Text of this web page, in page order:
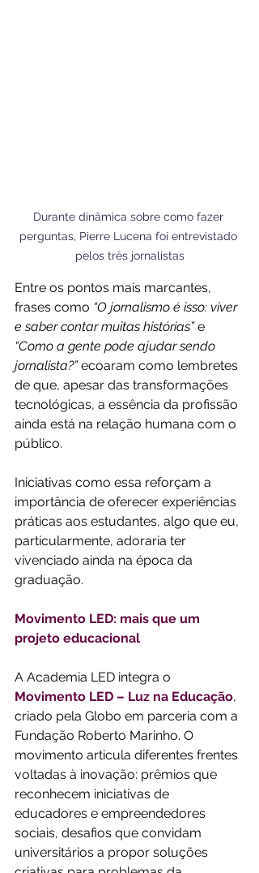
Durante dinâmica sobre como fazer
perguntas, Pierre Lucena foi entrevistado
pelos três jornalistas
Entre os pontos mais marcantes,
frases como “O jornalismo é isso: viver
e saber contar muitas histórias” e
“Como a gente pode ajudar sendo
jornalista?” ecoaram como lembretes
de que, apesar das transformações
tecnológicas, a essência da profissão
ainda está na relação humana com o
público.
Iniciativas como essa reforçam a
importância de oferecer experiências
práticas aos estudantes, algo que eu,
particularmente, adoraria ter
vivenciado ainda na época da
graduação.
Movimento LED: mais que um
projeto educacional
A Academia LED integra o
Movimento LED – Luz na Educação,
criado pela Globo em parceria com a
Fundação Roberto Marinho. O
movimento articula diferentes frentes
voltadas à inovação: prêmios que
reconhecem iniciativas de
educadores e empreendedores
sociais, desafios que convidam
universitários a propor soluções